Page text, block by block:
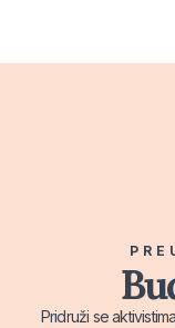
Pridruži se